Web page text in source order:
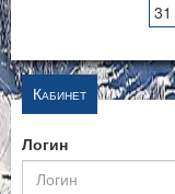
31
Кабинет
Логин